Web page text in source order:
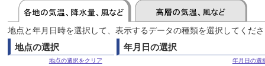
地点と年月日時を選択して、表示するデータの種類を選択してくだ
地点の選択
地点の選択をクリア
年月日の選択
年月日の選